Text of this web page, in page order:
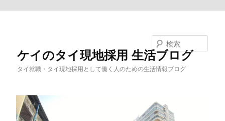
ケイのタイ現地採用 生活ブログ
タイ就職・タイ現地採用として働く人のための生活情報ブログ